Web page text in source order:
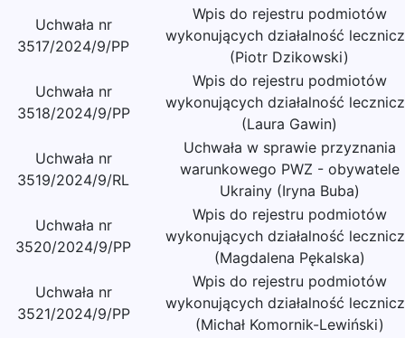
Uchwała nr
3517/2024/9/PP
Wpis do rejestru podmiotów
wykonujących działalność
(Piotr Dzikowski)
Uchwała nr
3518/2024/9/PP
Wpis do rejestru podmiotów
wykonujących działalność
(Laura Gawin)
Uchwała nr
3519/2024/9/RL
Uchwała w sprawie przyznania
warunkowego PWZ - obywatele
Ukrainy (Iryna Buba)
Uchwała nr
3520/2024/9/PP
Wpis do rejestru podmiotów
wykonujących działalność
(Magdalena Pękalska)
Uchwała nr
3521/2024/9/PP
Wpis do rejestru podmiotów
wykonujących działalność
(Michał Komornik-Lewiński)